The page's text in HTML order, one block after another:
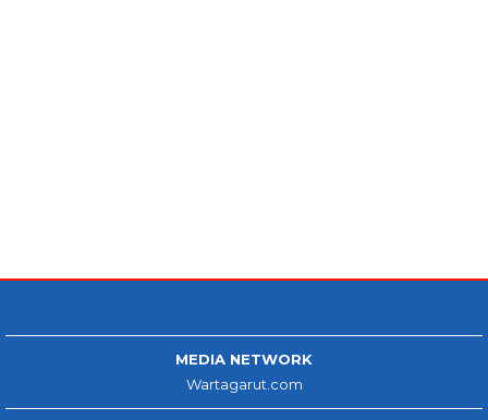
MEDIA NETWORK
Wartagarut.com